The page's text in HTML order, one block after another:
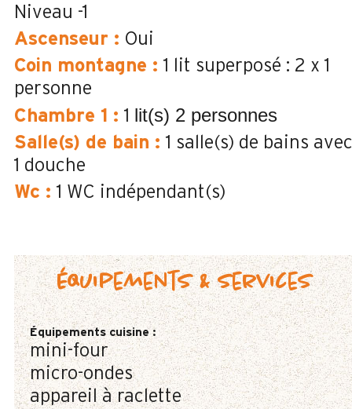
Niveau -1
Ascenseur : Oui
Coin montagne : 1 lit superposé : 2 x 1
personne
Chambre 1 : 1 lit(s) 2 personnes
Salle(s) de bain : 1 salle(s) de bains avec
1 douche
Wc : 1 WC indépendant(s)
Équipements & services
Équipements cuisine:
mini-four
micro-ondes
appareil à raclette